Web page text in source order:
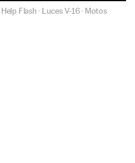
Help Flash · Luces V-16· Motos